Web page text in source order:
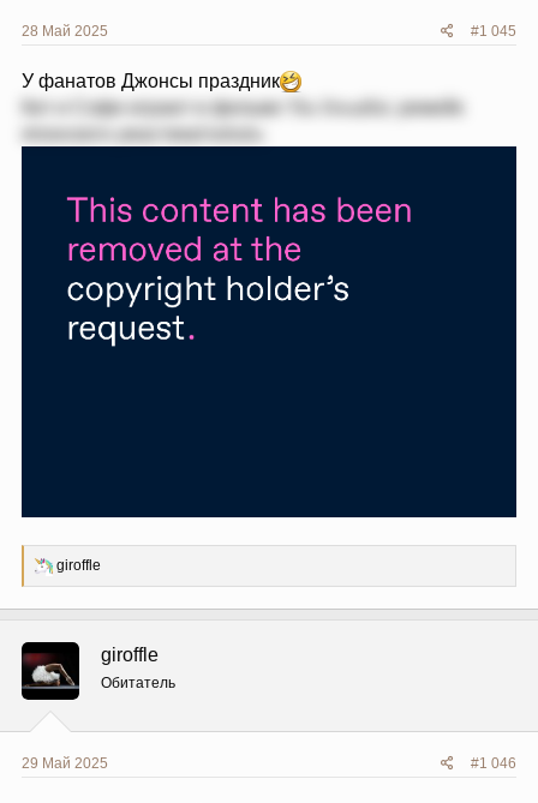
28 Май 2025 #1 045
У фанатов Джонсы праздник
Кит и Софи играют в фильме The Dreadful, ремейк
японского ужастикаOnibaba
Р
ц
и
и
:
giroffle
giroffle
Обитатель
29 Май 2025 #1 046